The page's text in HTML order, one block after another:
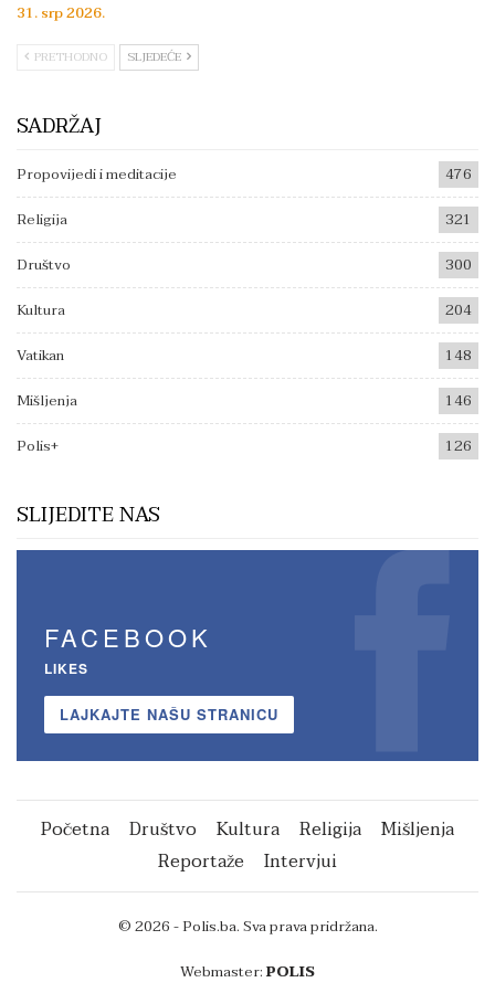
31. srp 2026.
PRETHODNO SLJEDEĆE
SADRŽAJ
Propovijedi i meditacije
476
Religija
321
Društvo
300
Kultura
204
Vatikan
148
Mišljenja
146
Polis+
126
SLIJEDITE NAS
FACEBOOK
LIKES
LAJKAJTE NAŠU STRANICU
Početna Društvo Kultura Religija
Mišljenja
Reportaže
Intervjui
© 2026 - Polis.ba. Sva prava pridržana.
Webmaster:POLIS